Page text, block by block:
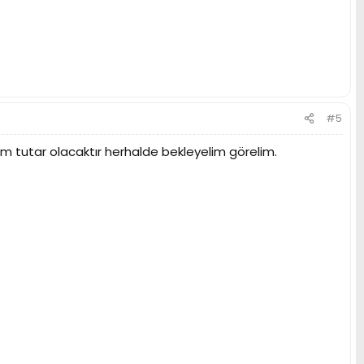
#5
tutar olacaktır herhalde bekleyelim görelim.